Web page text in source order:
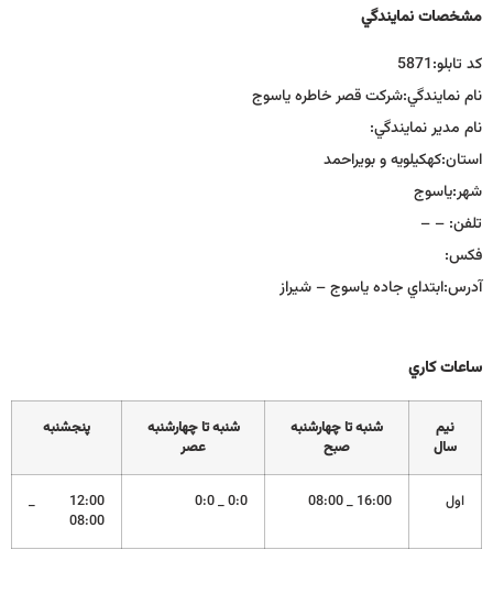
مشخصات نمايندگي
كد تابلو:5871
نام نمايندگي:شركت قصر خاطره ياسوج
نام مدير نمايندگي:
استان:كهكيلويه و بويراحمد
شهر:ياسوج
تلفن:– –
فكس:
آدرس:ابتداي جاده ياسوج – شيراز
ساعات كاري
نيم
سال
شنبه تا چهارشنبه
صبح
شنبه تا چهارشنبه
عصر
پنجشنبه
اول 16:00 _ 08:00
0:0 _ 0:0
12:00 _
08:00